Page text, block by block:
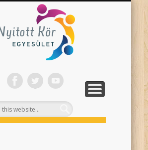
SZÍNHÁZI NEVELÉS
ONLINE PROGRAMJAINK
FELNŐTTEKNEK
PROJEKTEK
RÓLUNK
TÁMOGASS!